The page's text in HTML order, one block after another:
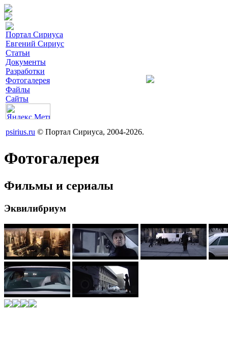
Портал Сириуса
Евгений Сириус
Статьи
Документы
Разработки
Фотогалерея
Файлы
Сайты
psirius.ru © Портал Сириуса, 2004-2026.
Фотогалерея
Фильмы и сериалы
Эквилибриум